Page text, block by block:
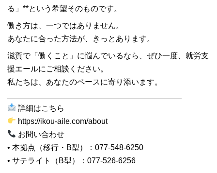
る」**という希望そのものです。
働き方は、一つではありません。
あなたに合った方法が、きっとあります。
滋賀で「働くこと」に悩んでいるなら、ぜひ一度、就労支
援エールにご相談ください。
私たちは、あなたのペースに寄り添います。
詳細はこちら
https://ikou-aile.com/about
お問い合わせ
• 本拠点（移行・B型）：077-548-6250
• サテライト（B型）：077-526-6256